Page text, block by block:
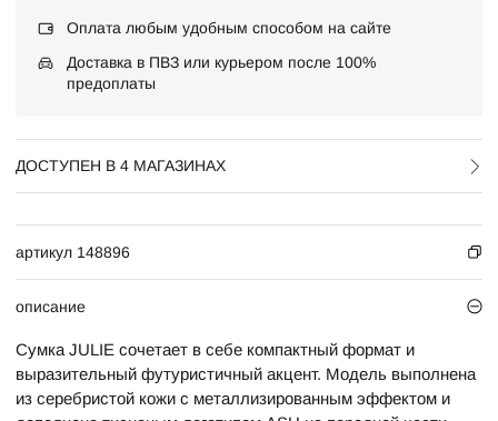
Оплата любым удобным способом на сайте
Доставка в ПВЗ или курьером после 100%
предоплаты
ДОСТУПЕН В 4 МАГАЗИНАХ
артикул 148896
описание
Сумка JULIE сочетает в себе компактный формат и
выразительный футуристичный акцент. Модель выполнена
из серебристой кожи с металлизированным эффектом и